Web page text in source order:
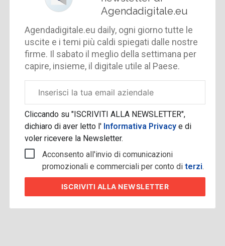
Agendadigitale.eu
Agendadigitale.eu daily, ogni giorno tutte le
uscite e i temi più caldi spiegati dalle nostre
firme. Il sabato il meglio della settimana per
capire, insieme, il digitale utile al Paese.
aziendale
Cliccando su "ISCRIVITI ALLA NEWSLETTER",
dichiaro di aver letto l' Informativa Privacye di
voler ricevere la Newsletter.
Acconsento all'invio di comunicazioni
promozionali e commerciali per conto diterzi.
ISCRIVITI ALLA NEWSLETTER